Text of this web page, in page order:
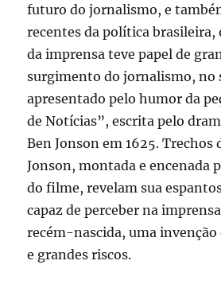
futuro do jornalismo, e
recentes da política brasileira,
da imprensa teve papel de
surgimento do jornalismo, no
apresentado pelo humor da
de Notícias”, escrita pelo
Ben Jonson em 1625. Trechos
Jonson, montada e encenada
do filme, revelam sua
capaz de perceber na
recém-nascida, uma invenção
e grandes riscos.